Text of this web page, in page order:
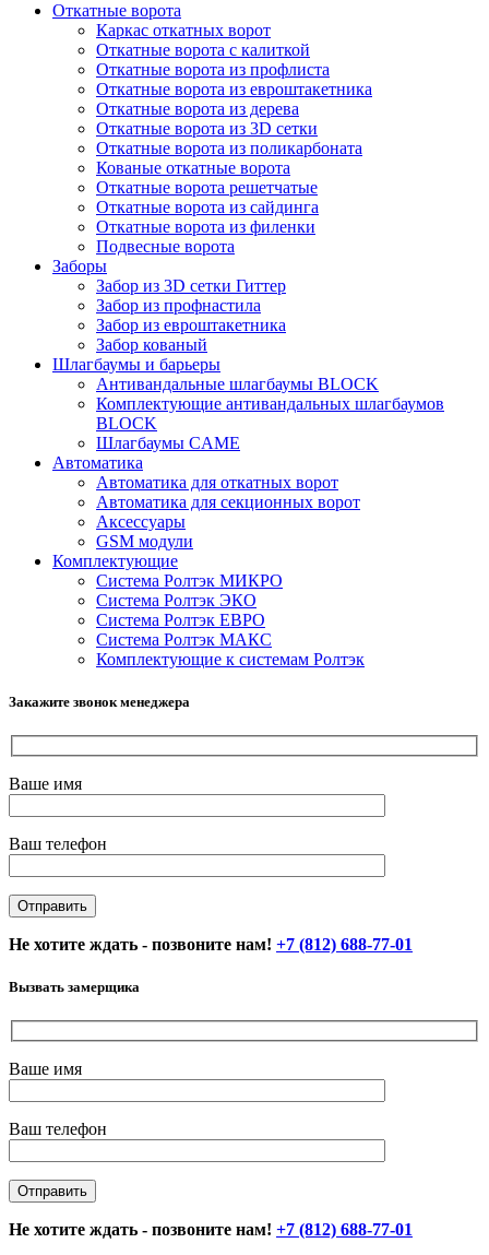
Откатные ворота
Каркас откатных ворот
Откатные ворота с калиткой
Откатные ворота из профлиста
Откатные ворота из евроштакетника
Откатные ворота из дерева
Откатные ворота из 3D сетки
Откатные ворота из поликарбоната
Кованые откатные ворота
Откатные ворота решетчатые
Откатные ворота из сайдинга
Откатные ворота из филенки
Подвесные ворота
Заборы
Забор из 3D сетки Гиттер
Забор из профнастила
Забор из евроштакетника
Забор кованый
Шлагбаумы и барьеры
Антивандальные шлагбаумы BLOCK
Комплектующие антивандальных шлагбаумов
BLOCK
Шлагбаумы CAME
Автоматика
Автоматика для откатных ворот
Автоматика для секционных ворот
Аксессуары
GSM модули
Комплектующие
Система Ролтэк МИКРО
Система Ролтэк ЭКО
Система Ролтэк ЕВРО
Система Ролтэк МАКС
Комплектующие к системам Ролтэк
Закажите звонок менеджера
Ваше имя
Ваш телефон
Не хотите ждать - позвоните нам! +7 (812) 688-77-01
Вызвать замерщика
Ваше имя
Ваш телефон
Не хотите ждать - позвоните нам! +7 (812) 688-77-01